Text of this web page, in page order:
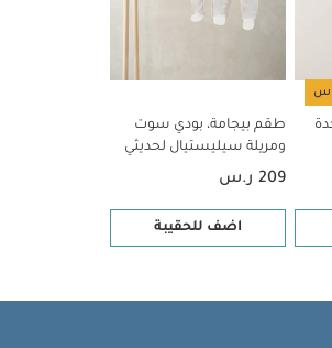
طقم بيجامة، بودي سوت
ومريلة سيليستيال لحديثي
الولادة، 5 قطع
209 ر.س
اضف للحقيبة